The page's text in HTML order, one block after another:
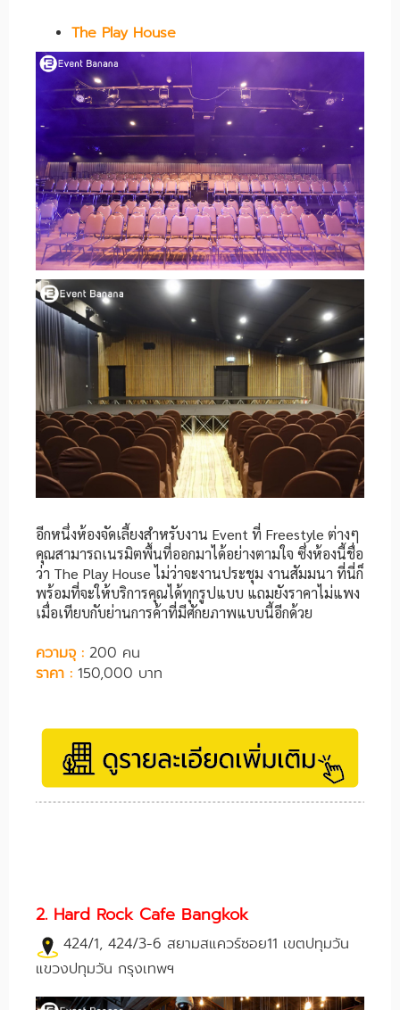
The Play House
อีกหนึ่งห้องจัดเลี้ยงสำหรับงาน Event ที่ Freestyle ต่างๆ
คุณสามารถเนรมิตพื้นที่ออกมาได้อย่างตามใจ ซึ่งห้องนี้ชื่อ
ว่า The Play House ไม่ว่าจะงานประชุม งานสัมมนา ที่นี่ก็
พร้อมที่จะให้บริการคุณได้ทุกรูปแบบ แถมยังราคาไม่แพง
เมื่อเทียบกับย่านการค้าที่มีศักยภาพแบบนี้อีกด้วย
ความจุ : 200 คน
ราคา : 150,000 บาท
2. Hard Rock Cafe Bangkok
424/1, 424/3-6 สยามสแควร์ซอย11 เขตปทุมวัน
แขวงปทุมวัน กรุงเทพฯ